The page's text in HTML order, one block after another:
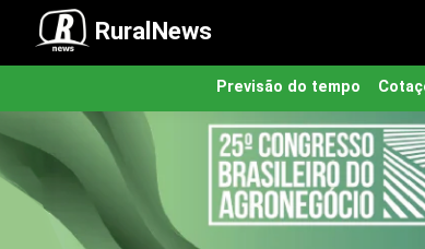
RuralNews
Previsão do tempo